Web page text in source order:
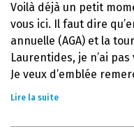
Voilà déjà un petit
vous ici. Il faut dire
annuelle (AGA) et la
Laurentides, je n’ai
Je veux d’emblée
Lire la suite